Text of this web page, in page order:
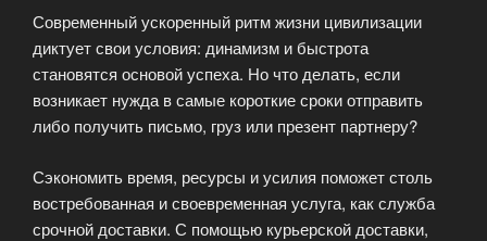
Современный ускоренный ритм жизни цивилизации
диктует свои условия: динамизм и быстрота
становятся основой успеха. Но что делать, если
возникает нужда в самые короткие сроки отправить
либо получить письмо, груз или презент партнеру?
Сэкономить время, ресурсы и усилия поможет столь
востребованная и своевременная услуга, как служба
срочной доставки. С помощью курьерской доставки,